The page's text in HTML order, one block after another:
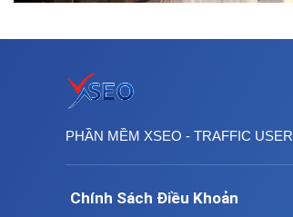
PHẦN MỀM XSEO - TRAFFIC USER
Chính Sách Điều Khoản